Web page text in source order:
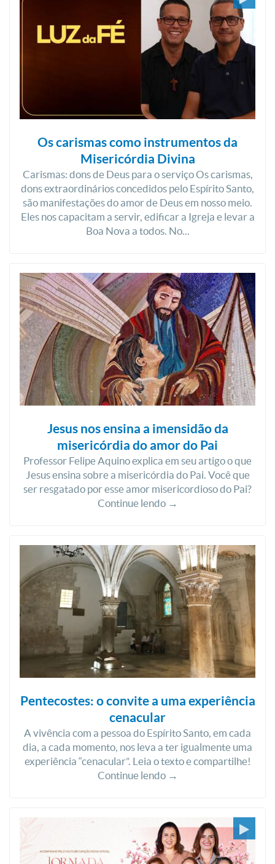
Os carismas como instrumentos da
Misericórdia Divina
Carismas: dons de Deus para o serviço Os carismas,
dons extraordinários concedidos pelo Espírito Santo,
são manifestações do amor de Deus em nosso meio.
Eles nos capacitam a servir, edificar a Igreja e levar a
Boa Nova a todos. No...
Jesus nos ensina a imensidão da
misericórdia do amor do Pai
Professor Felipe Aquino explica em seu artigo o que
Jesus ensina sobre a misericórdia do Pai. Você que
ser resgatado por esse amor misericordioso do Pai?
Continue lendo →
Pentecostes: o convite a uma experiência
cenacular
A vivência com a pessoa do Espírito Santo, em cada
dia, a cada momento, nos leva a ter igualmente uma
experiência “cenacular”. Leia o texto e compartilhe!
Continue lendo →